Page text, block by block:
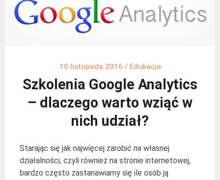
10 listopada 2016 / Edukacja
Szkolenia Google Analytics
– dlaczego warto wziąć w
nich udział?
Starając się jak najwięcej zarobić na własnej
działalności, czyli również na stronie internetowej,
bardzo często zastanawiamy się ile osób ją